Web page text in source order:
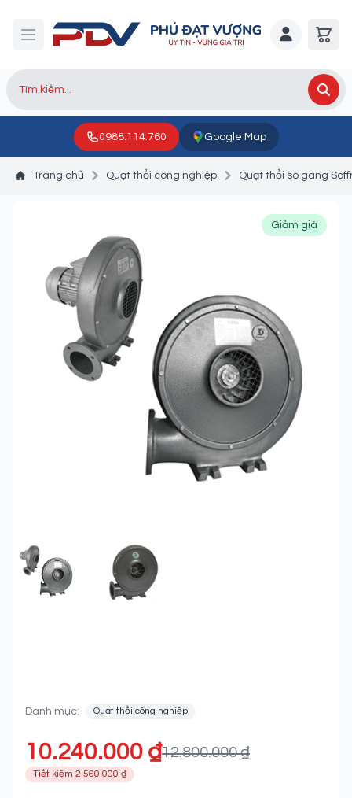
0988.114.760 Google Map
Trang chủ Quạt thổi công nghiệp Quạt thổi sò gang
FEATURED IMAGEGALLERY IMAGE 1
Giảm giá
Danh mục: Quạt thổi công nghiệp
10.240.000 ₫12.800.000 ₫
Tiết kiệm 2.560.000 ₫